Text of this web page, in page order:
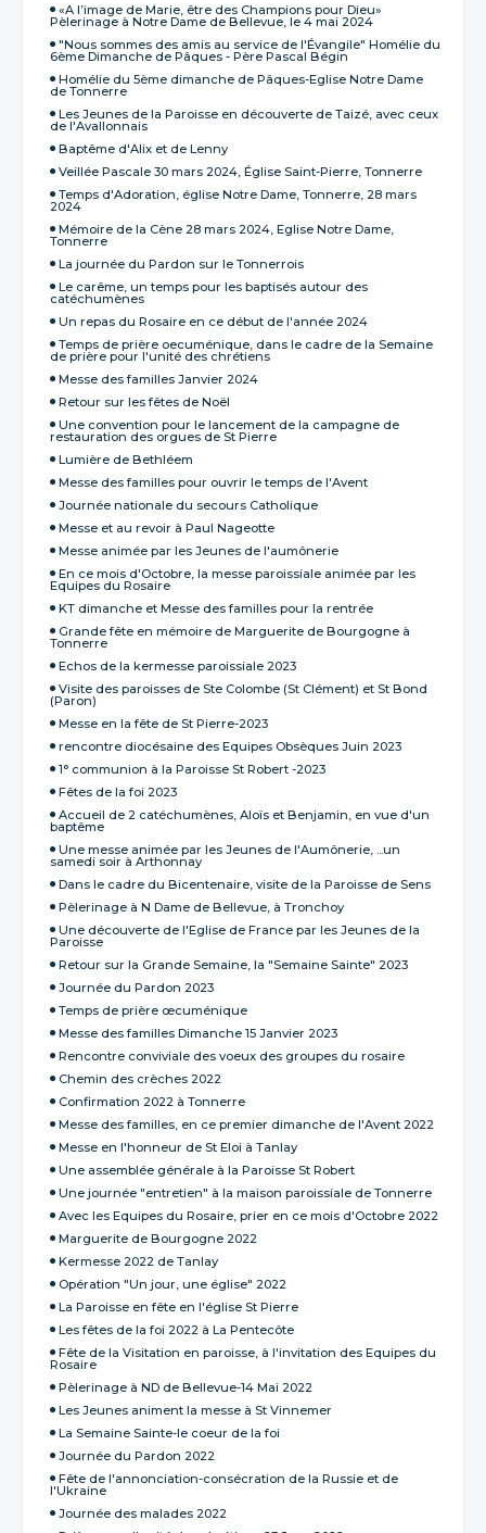
«A l’image de Marie, être des Champions pour Dieu»
Pèlerinage à Notre Dame de Bellevue, le 4 mai 2024
"Nous sommes des amis au service de l'Évangile" Homélie du
6ème Dimanche de Pâques - Père Pascal Bégin
Homélie du 5ème dimanche de Pâques-Eglise Notre Dame
de Tonnerre
Les Jeunes de la Paroisse en découverte de Taizé, avec ceux
de l'Avallonnais
Baptême d'Alix et de Lenny
Veillée Pascale 30 mars 2024, Église Saint-Pierre, Tonnerre
Temps d'Adoration, église Notre Dame, Tonnerre, 28 mars
2024
Mémoire de la Cène 28 mars 2024, Eglise Notre Dame,
Tonnerre
La journée du Pardon sur le Tonnerrois
Le carême, un temps pour les baptisés autour des
catéchumènes
Un repas du Rosaire en ce début de l'année 2024
Temps de prière oecuménique, dans le cadre de la Semaine
de prière pour l'unité des chrétiens
Messe des familles Janvier 2024
Retour sur les fêtes de Noël
Une convention pour le lancement de la campagne de
restauration des orgues de St Pierre
Lumière de Bethléem
Messe des familles pour ouvrir le temps de l'Avent
Journée nationale du secours Catholique
Messe et au revoir à Paul Nageotte
Messe animée par les Jeunes de l'aumônerie
En ce mois d'Octobre, la messe paroissiale animée par les
Equipes du Rosaire
KT dimanche et Messe des familles pour la rentrée
Grande fête en mémoire de Marguerite de Bourgogne à
Tonnerre
Echos de la kermesse paroissiale 2023
Visite des paroisses de Ste Colombe (St Clément) et St Bond
(Paron)
Messe en la fête de St Pierre-2023
rencontre diocésaine des Equipes Obsèques Juin 2023
1° communion à la Paroisse St Robert -2023
Fêtes de la foi 2023
Accueil de 2 catéchumènes, Aloïs et Benjamin, en vue d'un
baptême
Une messe animée par les Jeunes de l'Aumônerie, ...un
samedi soir à Arthonnay
Dans le cadre du Bicentenaire, visite de la Paroisse de Sens
Pèlerinage à N Dame de Bellevue, à Tronchoy
Une découverte de l'Eglise de France par les Jeunes de la
Paroisse
Retour sur la Grande Semaine, la "Semaine Sainte" 2023
Journée du Pardon 2023
Temps de prière œcuménique
Messe des familles Dimanche 15 Janvier 2023
Rencontre conviviale des voeux des groupes du rosaire
Chemin des crèches 2022
Confirmation 2022 à Tonnerre
Messe des familles, en ce premier dimanche de l'Avent 2022
Messe en l'honneur de St Eloi à Tanlay
Une assemblée générale à la Paroisse St Robert
Une journée "entretien" à la maison paroissiale de Tonnerre
Avec les Equipes du Rosaire, prier en ce mois d'Octobre 2022
Marguerite de Bourgogne 2022
Kermesse 2022 de Tanlay
Opération "Un jour, une église" 2022
La Paroisse en fête en l'église St Pierre
Les fêtes de la foi 2022 à La Pentecôte
Fête de la Visitation en paroisse, à l'invitation des Equipes du
Rosaire
Pèlerinage à ND de Bellevue-14 Mai 2022
Les Jeunes animent la messe à St Vinnemer
La Semaine Sainte-le coeur de la foi
Journée du Pardon 2022
Fête de l'annonciation-consécration de la Russie et de
l'Ukraine
Journée des malades 2022